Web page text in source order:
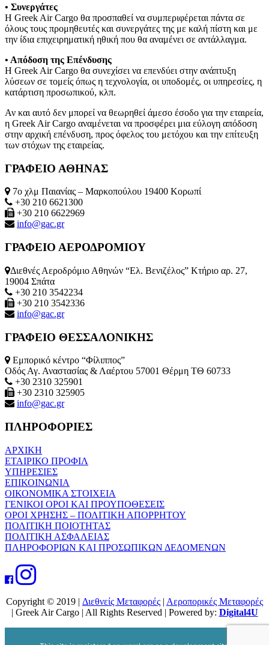
• Συνεργάτες
Η Greek Air Cargo θα προσπαθεί να συμπεριφέρεται πάντα σε
όλους τους προμηθευτές και συνεργάτες της με καλή πίστη και με
την ίδια επιχειρηματική ηθική που θα αναμένει σε αντάλλαγμα.
• Απόδοση της Επένδυσης
Η Greek Air Cargo θα συνεχίσει να επενδύει στην ανάπτυξη
λύσεων σε τομείς όπως η τεχνολογία, οι υποδομές, οι υπηρεσίες, η
κατάρτιση προσωπικού, κλπ.
Αν και αυτό δεν μπορεί να θεωρηθεί άμεσο έσοδο για την εταιρεία,
η Greek Air Cargo αναμένεται να προσφέρει μια εύλογη απόδοση
στην αρχική επένδυση, προς όφελος του μετόχου και την επίτευξη
των στόχων της εταιρείας.
ΓΡΑΦΕΙΟ ΑΘΗΝΑΣ
7ο χλμ Παιανίας – Μαρκοπούλου 19400 Κορωπί
+30 210 6621300
+30 210 6622969
info@gac.gr
ΓΡΑΦΕΙΟ ΑΕΡΟΔΡΟΜΙΟΥ
Διεθνές Αεροδρόμιο Αθηνών “Ελ. Βενιζέλος” Κτήριο αρ. 27,
19004 Σπάτα
+30 210 3542234
+30 210 3542336
info@gac.gr
ΓΡΑΦΕΙΟ ΘΕΣΣΑΛΟΝΙΚΗΣ
Εμπορικό κέντρο “Φίλιππος”
Οδός Αγ. Αναστασίας & Λαέρτου 57001 Θέρμη ΤΘ 60733
+30 2310 325901
+30 2310 325905
info@gac.gr
ΠΛΗΡΟΦΟΡΙΕΣ
ΑΡΧΙΚΗ
ΕΤΑΙΡΙΚΟ ΠΡΟΦΙΛ
ΥΠΗΡΕΣΙΕΣ
ΕΠΙΚΟΙΝΩΝΙΑ
ΟΙΚΟΝΟΜΙΚΑ ΣΤΟΙΧΕΙΑ
ΓΕΝΙΚΟΙ ΟΡΟΙ ΚΑΙ ΠΡΟΥΠΟΘΕΣΕΙΣ
ΟΡΟΙ ΧΡΗΣΗΣ – ΠΟΛΙΤΙΚΗ ΑΠΟΡΡΗΤΟΥ
ΠΟΛΙΤΙΚΗ ΠΟΙΟΤΗΤΑΣ
ΠΟΛΙΤΙΚΗ ΑΣΦΑΛΕΙΑΣ
ΠΛΗΡΟΦΟΡΙΩΝ ΚΑΙ ΠΡΟΣΩΠΙΚΩΝ ΔΕΔΟΜΕΝΩΝ
Copyright © 2019 | Διεθνείς Μεταφορές | Αεροπορικές Μεταφορές
| Greek Air Cargo | All Rights Reserved | Powered by: Digital4U